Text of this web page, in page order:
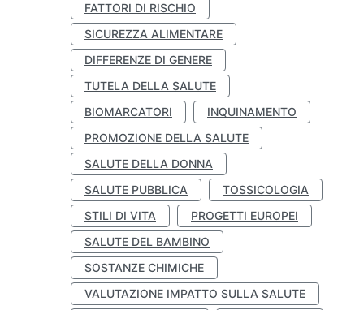
FATTORI DI RISCHIO
SICUREZZA ALIMENTARE
DIFFERENZE DI GENERE
TUTELA DELLA SALUTE
BIOMARCATORI
INQUINAMENTO
PROMOZIONE DELLA SALUTE
SALUTE DELLA DONNA
SALUTE PUBBLICA
TOSSICOLOGIA
STILI DI VITA
PROGETTI EUROPEI
SALUTE DEL BAMBINO
SOSTANZE CHIMICHE
VALUTAZIONE IMPATTO SULLA SALUTE